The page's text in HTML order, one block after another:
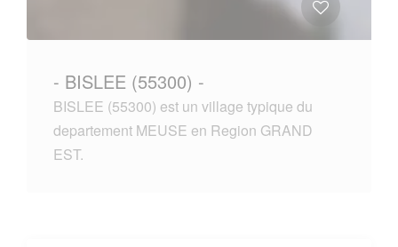
- BISLEE (55300) -
BISLEE (55300) est un village typique du
departement MEUSE en Region GRAND
EST.